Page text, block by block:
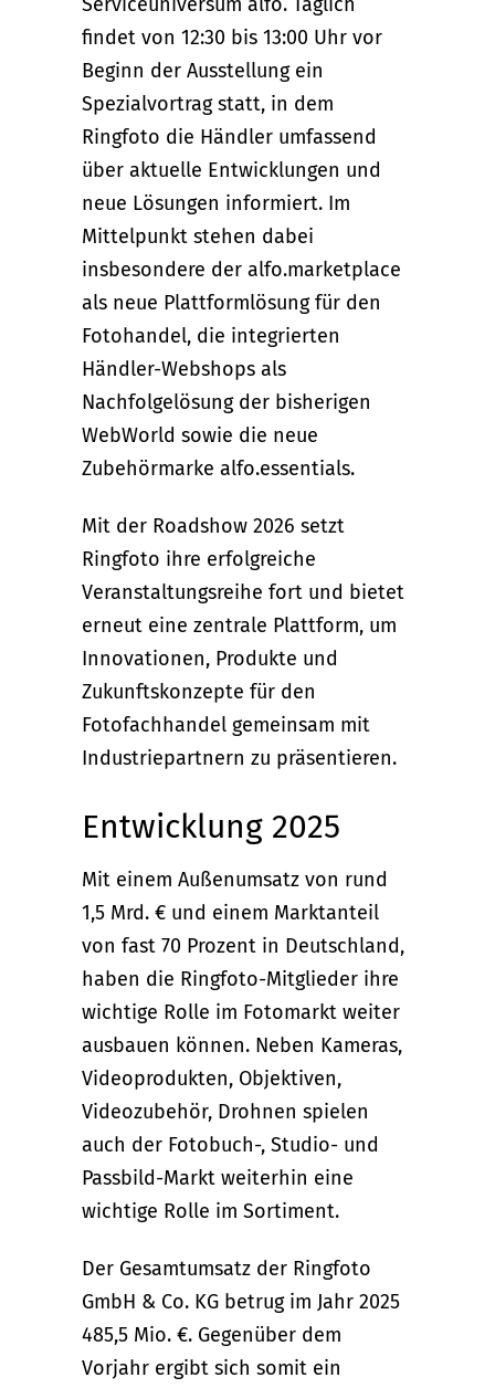
findet von 12:30 bis 13:00 Uhr vor
Beginn der Ausstellung ein
Spezialvortrag statt, in dem
Ringfoto die Händler umfassend
über aktuelle Entwicklungen und
neue Lösungen informiert. Im
Mittelpunkt stehen dabei
insbesondere der alfo.marketplace
als neue Plattformlösung für den
Fotohandel, die integrierten
Händler-Webshops als
Nachfolgelösung der bisherigen
WebWorld sowie die neue
Zubehörmarke alfo.essentials.
Mit der Roadshow 2026 setzt
Ringfoto ihre erfolgreiche
Veranstaltungsreihe fort und bietet
erneut eine zentrale Plattform, um
Innovationen, Produkte und
Zukunftskonzepte für den
Fotofachhandel gemeinsam mit
Industriepartnern zu präsentieren.
Entwicklung 2025
Mit einem Außenumsatz von rund
1,5 Mrd. € und einem Marktanteil
von fast 70 Prozent in Deutschland,
haben die Ringfoto-Mitglieder ihre
wichtige Rolle im Fotomarkt weiter
ausbauen können. Neben Kameras,
Videoprodukten, Objektiven,
Videozubehör, Drohnen spielen
auch der Fotobuch-, Studio- und
Passbild-Markt weiterhin eine
wichtige Rolle im Sortiment.
Der Gesamtumsatz der Ringfoto
GmbH & Co. KG betrug im Jahr 2025
485,5 Mio. €. Gegenüber dem
Vorjahr ergibt sich somit ein